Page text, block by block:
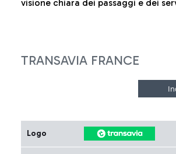
visione chiara dei passaggi e dei
TRANSAVIA FRANCE
Logo